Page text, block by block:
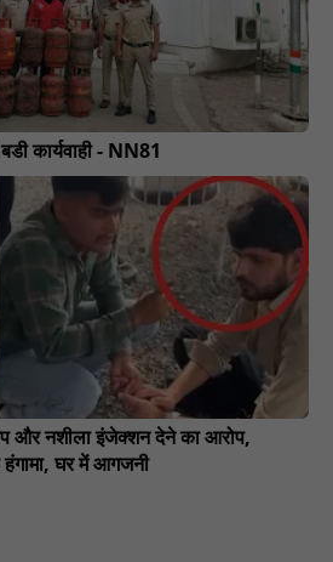
कार्यवाही - NN81
और नशीला इंजेक्शन देने का आरोप,
घर में आगजनी